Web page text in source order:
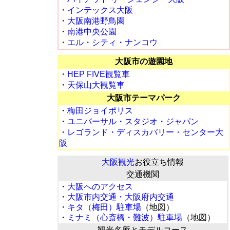
・ インテックス大阪
・ 大阪南港野鳥園
・ 南港中央公園
・ エル・シティ・ナンコウ
大阪市の遊園地
・ HEP FIVE観覧車
・ 天保山大観覧車
大阪市テーマパーク
・ 梅田ジョイポリス
・ ユニバーサル・スタジオ・ジャパン
・ レゴランド・ディスカバリー・センター大
阪
大阪観光お役立ち情報
交通機関
・ 大阪へのアクセス
・ 大阪市内交通・大阪府内交通
・ キタ（梅田）駐車場 （地図）
・ ミナミ（心斎橋・難波）駐車場 （地図）